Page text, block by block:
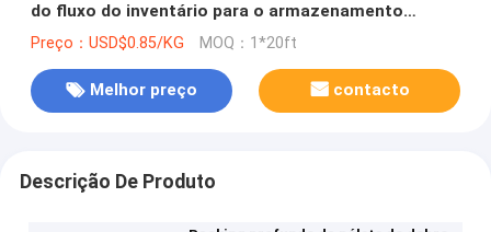
do fluxo do inventário para o armazenamento
seguro
Preço：USD$0.85/KG MOQ：1*20ft
Melhor preço contacto
Descrição De Produto